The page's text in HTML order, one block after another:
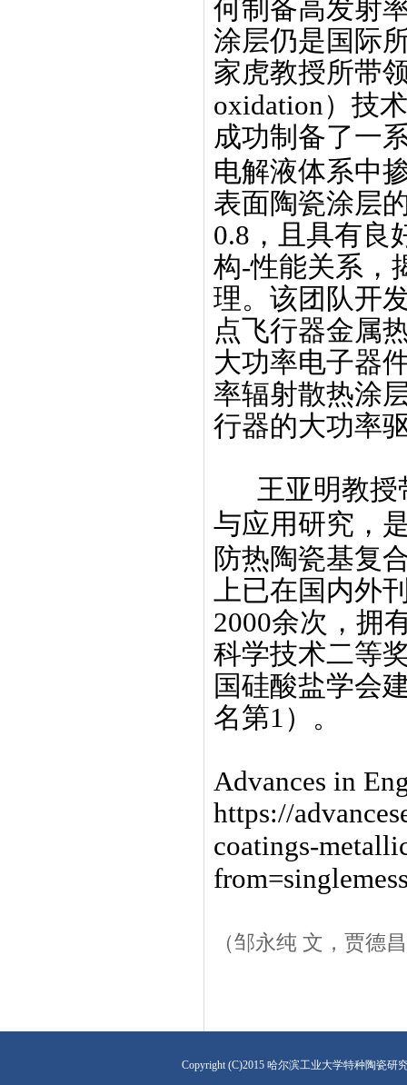
何制备高发射
涂层仍是国际
家虎教授所带
oxidation）技
成功制备了一
电解液体系中
表面陶瓷涂层
0.8 ，且具有
构-性能关系，
理。该团队开
点飞行器金属
大功率电子器
率辐射散热涂
行器的大功率
王亚明教
与应用研究，
防热陶瓷基复
上已在国内外
2000余次，拥
科学技术二等
国硅酸盐学会
名第1 ）。
Advances in
https://
coatings-
（邹永纯 文，贾德
Copyright (C)2015 哈尔滨工业大学特种陶瓷